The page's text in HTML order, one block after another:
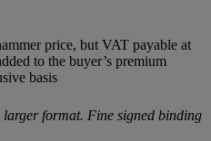
price, but VAT payable at
to the buyer’s premium
basis
format. Fine signed binding